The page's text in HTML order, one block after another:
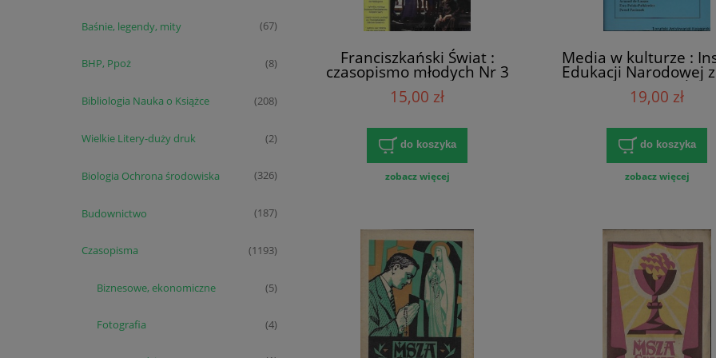
Baśnie, legendy, mity (67)
BHP, Ppoż (8)
Bibliologia Nauka o Książce (208)
Wielkie Litery-duży druk (2)
Biologia Ochrona środowiska (326)
Budownictwo (187)
Czasopisma (1193)
Biznesowe, ekonomiczne (5)
Fotografia (4)
Franciszkański Świat :
czasopismo młodych Nr 3
(83) 2015 r. / Praca
zbiorowa
15,00 zł
do koszyka
zobacz więcej
Media w kulturze :
Edukacji Narodowej
nr 7 2000 / Paweł
(red.)
19,00 zł
do koszyka
zobacz więcej